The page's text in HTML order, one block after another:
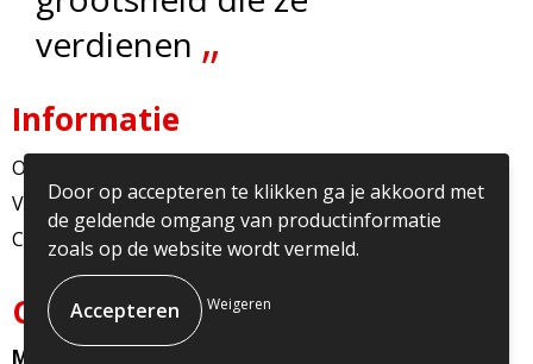
verdienen „
Informatie
Over ons
Veelgestelde vragen
Contact
Contact
Multicopy Nederland
Door op accepteren te klikken ga je akkoord met
de geldende omgang van productinformatie
zoals op de website wordt vermeld.
Weigeren